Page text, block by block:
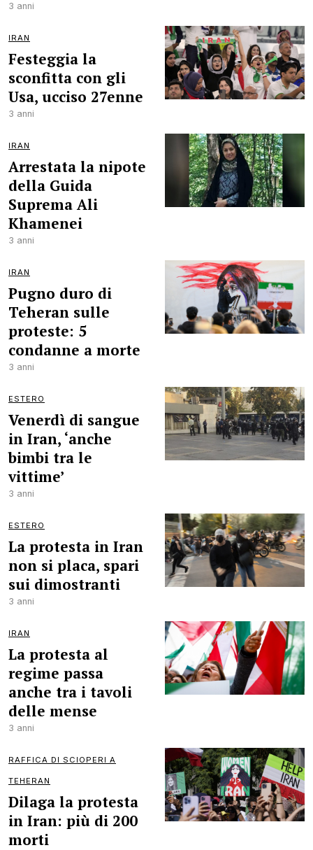
3 anni
IRAN
Festeggia la
sconfitta con gli
Usa, ucciso 27enne
3 anni
IRAN
Arrestata la nipote
della Guida
Suprema Ali
Khamenei
3 anni
IRAN
Pugno duro di
Teheran sulle
proteste: 5
condanne a morte
3 anni
ESTERO
Venerdì di sangue
in Iran, ‘anche
bimbi tra le
vittime’
3 anni
ESTERO
La protesta in Iran
non si placa, spari
sui dimostranti
3 anni
IRAN
La protesta al
regime passa
anche tra i tavoli
delle mense
3 anni
RAFFICA DI SCIOPERI A
TEHERAN
Dilaga la protesta
in Iran: più di 200
morti